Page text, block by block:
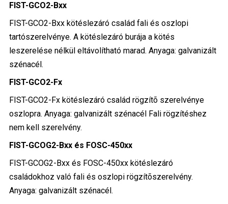
FIST-GCO2-Bxx
FIST-GCO2-Bxx kötéslezáró család fali és oszlopi
tartószerelvénye. A kötéslezáró burája a kötés
leszerelése nélkül eltávolítható marad. Anyaga: galvanizált
szénacél.
FIST-GCO2-Fx
FIST-GCO2-Fx kötéslezáró család rögzítõ szerelvénye
oszlopra. Anyaga: galvanizált szénacél Fali rögzítéshez
nem kell szerelvény.
FIST-GCOG2-Bxx és FOSC-450xx
FIST-GCOG2-Bxx és FOSC-450xx kötéslezáró
családokhoz való fali és oszlopi rögzítõszerelvény.
Anyaga: galvanizált szénacél.